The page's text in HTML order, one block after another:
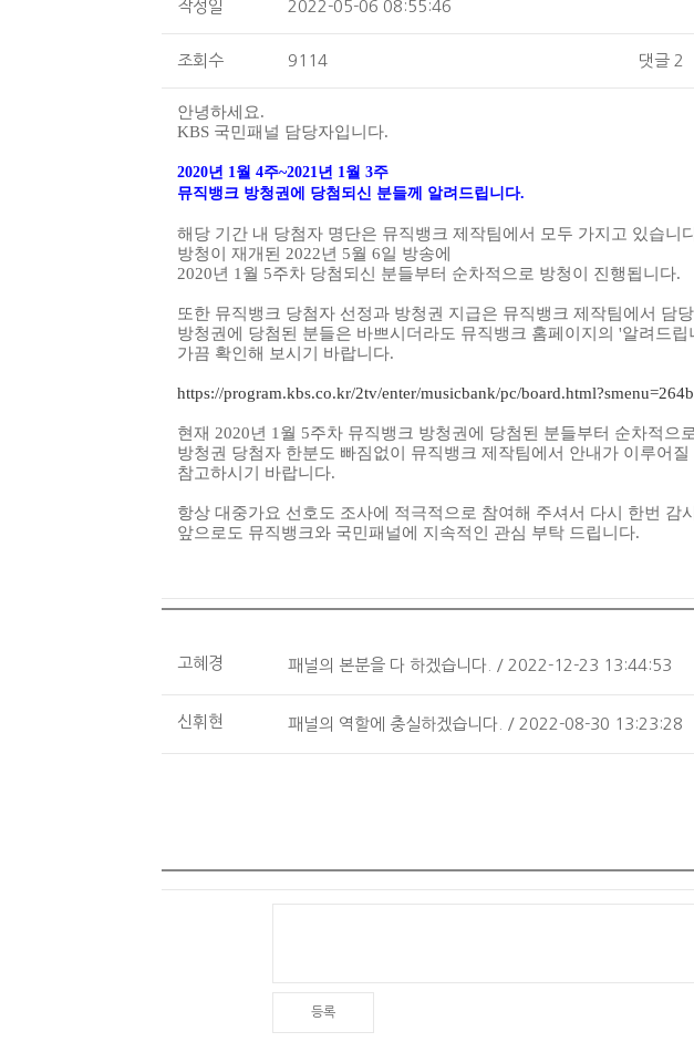
작성일 2022-05-06 08:55:46
조회수 9114 댓글 2
안녕하세요.
KBS 국민패널 담당자입니다.
2020년 1월 4주~2021년 1월 3주
뮤직뱅크 방청권에 당첨되신 분들께 알려드립니다.
해당 기간 내 당첨자 명단은 뮤직뱅크 제작팀에서 모두 가지고 있습니
방청이 재개된 2022년 5월 6일 방송에
2020년 1월 5주차 당첨되신 분들부터 순차적으로 방청이 진행됩니다.
또한 뮤직뱅크 당첨자 선정과 방청권 지급은 뮤직뱅크 제작팀에서 담
방청권에 당첨된 분들은 바쁘시더라도 뮤직뱅크 홈페이지의 '알려드립
가끔 확인해 보시기 바랍니다.
https://program.kbs.co.kr/2tv/enter/musicbank/pc/
현재 2020년 1월 5주차 뮤직뱅크 방청권에 당첨된 분들부터 순차적으
방청권 당첨자 한분도 빠짐없이 뮤직뱅크 제작팀에서 안내가 이루어질
참고하시기 바랍니다.
항상 대중가요 선호도 조사에 적극적으로 참여해 주셔서 다시 한번 감
앞으로도 뮤직뱅크와 국민패널에 지속적인 관심 부탁 드립니다.
고혜경 패널의 본분을 다 하겠습니다. / 2022-12-23 13:44:53
신휘현 패널의 역할에 충실하겠습니다. / 2022-08-30 13:23:28
등록